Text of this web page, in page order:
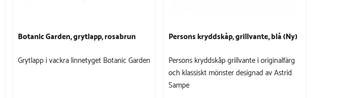
Botanic Garden, grytlapp, rosabrun
Grytlapp i vackra linnetyget Botanic Garden
Persons kryddskåp, grillvante, blå (Ny)
Persons kryddskåp grillvante i originalfärg
och klassiskt mönster designad av Astrid
Sampe